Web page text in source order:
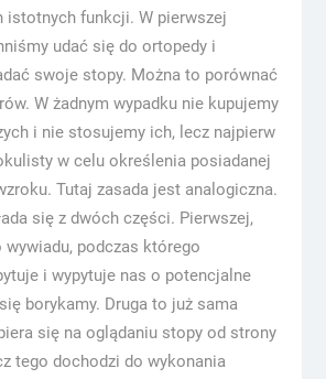
istotnych funkcji. W pierwszej
udać się do ortopedy i
swoje stopy. Można to porównać
W żadnym wypadku nie kupujemy
i nie stosujemy ich, lecz najpierw
w celu określenia posiadanej
Tutaj zasada jest analogiczna.
się z dwóch części. Pierwszej,
wywiadu, podczas którego
i wypytuje nas o potencjalne
borykamy. Druga to już sama
się na oglądaniu stopy od strony
tego dochodzi do wykonania